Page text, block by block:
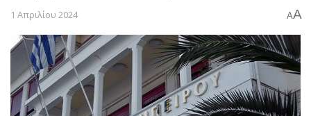
1 Απριλίου 2024 AA